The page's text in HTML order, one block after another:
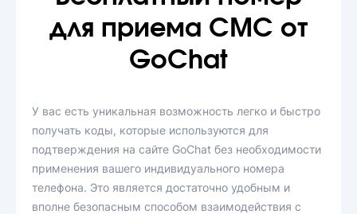
для приема СМС от
GoChat
У вас есть уникальная возможность легко и быстро
получать коды, которые используются для
подтверждения на сайте GoChat без необходимости
применения вашего индивидуального номера
телефона. Это является достаточно удобным и
вполне безопасным способом взаимодействия с